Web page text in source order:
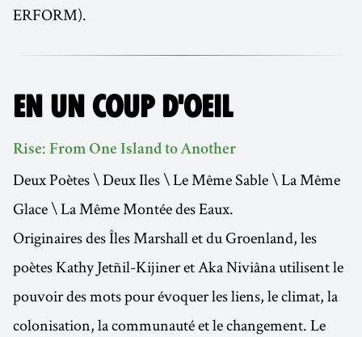
ERFORM).
EN UN COUP D'OEIL
Rise: From One Island to Another
Deux Poètes \ Deux Iles \ Le Même Sable \ La Même
Glace \ La Même Montée des Eaux.
Originaires des Îles Marshall et du Groenland, les
poètes Kathy Jetñil-Kijiner et Aka Niviâna utilisent le
pouvoir des mots pour évoquer les liens, le climat, la
colonisation, la communauté et le changement. Le